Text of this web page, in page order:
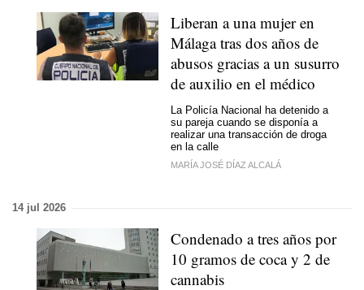
Liberan a una mujer en
Málaga tras dos años de
abusos gracias a un susurro
de auxilio en el médico
La Policía Nacional ha detenido a
su pareja cuando se disponía a
realizar una transacción de droga
en la calle
MARÍA JOSÉ DÍAZ ALCALÁ
14 jul 2026
Condenado a tres años por
10 gramos de coca y 2 de
cannabis